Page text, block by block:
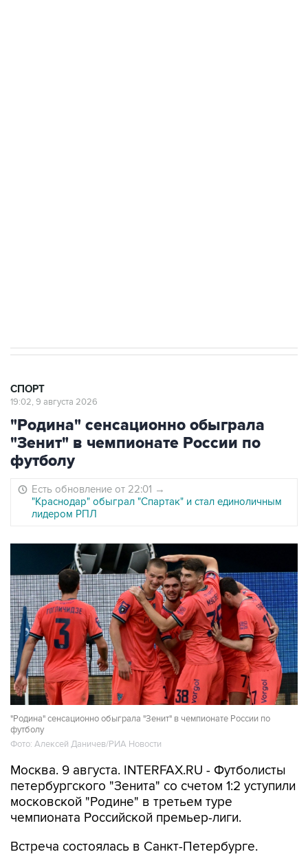
СПОРТ
19:02, 9 августа 2026
"Родина" сенсационно обыграла
"Зенит" в чемпионате России по
футболу
Есть обновление от 22:01 →
"Краснодар" обыграл "Спартак" и стал единоличным
лидером РПЛ
"Родина" сенсационно обыграла "Зенит" в чемпионате России по
футболу
Фото: Алексей Даничев/РИА Новости
Москва. 9 августа. INTERFAX.RU - Футболисты
петербургского "Зенита" со счетом 1:2 уступили
московской "Родине" в третьем туре
чемпионата Российской премьер-лиги.
Встреча состоялась в Санкт-Петербурге.